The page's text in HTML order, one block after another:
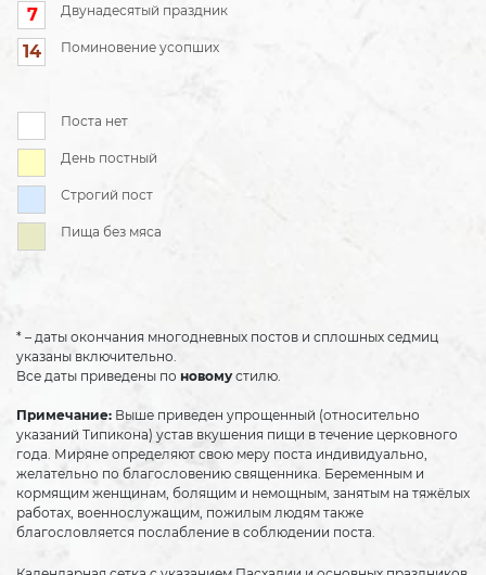
7 Двунадесятый праздник
14 Поминовение усопших
Поста нет
День постный
Строгий пост
Пища без мяса
* – даты окончания многодневных постов и сплошных седмиц
указаны включительно.
Все даты приведены по новомустилю.
Примечание: Выше приведен упрощенный (относительно
указаний Типикона) устав вкушения пищи в течение церковного
года. Миряне определяют свою меру поста индивидуально,
желательно по благословению священника. Беременным и
кормящим женщинам, болящим и немощным, занятым на тяжёлых
работах, военнослужащим, пожилым людям также
благословляется послабление в соблюдении поста.